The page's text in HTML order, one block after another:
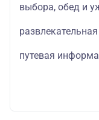
выбора, обед и
путевая